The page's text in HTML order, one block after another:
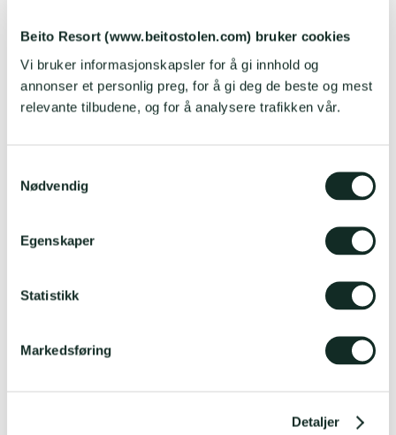
Beito Resort (www.beitostolen.com) bruker cookies
Vi bruker informasjonskapsler for å gi innhold og
annonser et personlig preg, for å gi deg de beste og mest
relevante tilbudene, og for å analysere trafikken vår.
Nødvendig
Egenskaper
Statistikk
Markedsføring
Detaljer
LES terningkast6-anmeldelse HER